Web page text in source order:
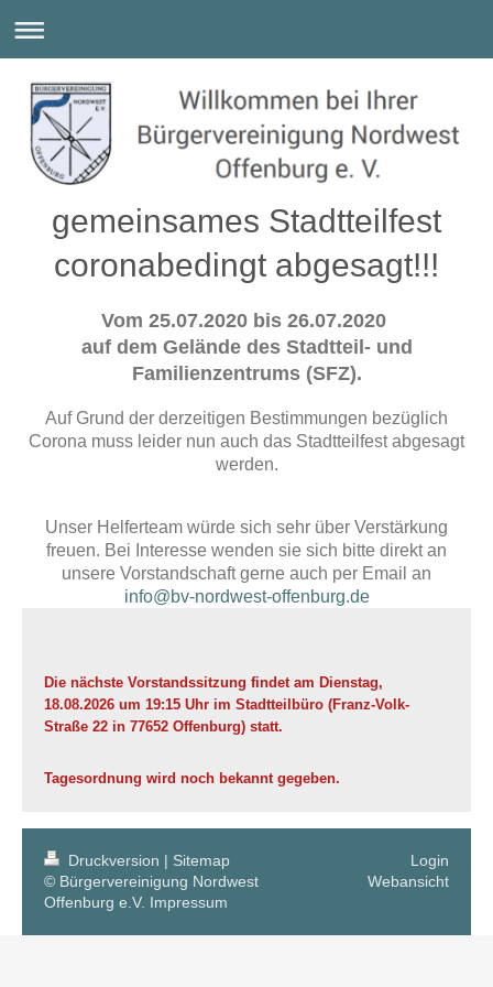
gemeinsames Stadtteilfest
coronabedingt abgesagt!!!
Vom 25.07.2020 bis 26.07.2020
auf dem Gelände des Stadtteil- und
Familienzentrums (SFZ).
Auf Grund der derzeitigen Bestimmungen bezüglich
Corona muss leider nun auch das Stadtteilfest abgesagt
werden.
Unser Helferteam würde sich sehr über Verstärkung
freuen. Bei Interesse wenden sie sich bitte direkt an
unsere Vorstandschaft gerne auch per Email an
info@bv-nordwest-offenburg.de
Die nächste Vorstandssitzung findet am Dienstag,
18.08.2026 um 19:15 Uhr im Stadtteilbüro (Franz-Volk-
Straße 22 in 77652 Offenburg) statt.
Tagesordnung wird noch bekannt gegeben.
Druckversion | Sitemap
© Bürgervereinigung Nordwest
Offenburg e.V. Impressum
Login
Webansicht